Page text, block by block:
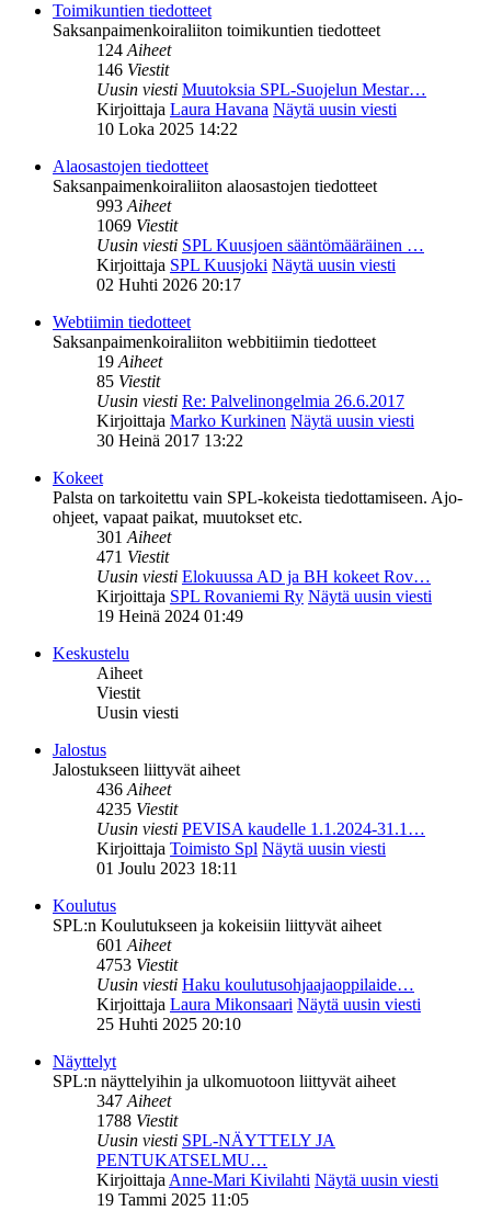
Toimikuntien tiedotteet
Saksanpaimenkoiraliiton toimikuntien tiedotteet
124Aiheet
146 Viestit
Uusin viesti Muutoksia SPL-Suojelun Mestar…
Kirjoittaja Laura Havana Näytä uusin viesti
10 Loka 2025 14:22
Alaosastojen tiedotteet
Saksanpaimenkoiraliiton alaosastojen tiedotteet
993Aiheet
1069 Viestit
Uusin viesti SPL Kuusjoen sääntömääräinen …
Kirjoittaja SPL Kuusjoki Näytä uusin viesti
02 Huhti 2026 20:17
Webtiimin tiedotteet
Saksanpaimenkoiraliiton webbitiimin tiedotteet
19Aiheet
85 Viestit
Uusin viesti Re: Palvelinongelmia 26.6.2017
Kirjoittaja Marko Kurkinen Näytä uusin viesti
30 Heinä 2017 13:22
Kokeet
Palsta on tarkoitettu vain SPL-kokeista tiedottamiseen. Ajo-
ohjeet, vapaat paikat, muutokset etc.
301Aiheet
471 Viestit
Uusin viesti Elokuussa AD ja BH kokeet Rov…
Kirjoittaja SPL Rovaniemi Ry Näytä uusin viesti
19 Heinä 2024 01:49
Keskustelu
Aiheet
Viestit
Uusin viesti
Jalostus
Jalostukseen liittyvät aiheet
436Aiheet
4235 Viestit
Uusin viesti PEVISA kaudelle 1.1.2024-31.1…
Kirjoittaja Toimisto Spl Näytä uusin viesti
01 Joulu 2023 18:11
Koulutus
SPL:n Koulutukseen ja kokeisiin liittyvät aiheet
601Aiheet
4753 Viestit
Uusin viesti Haku koulutusohjaajaoppilaide…
Kirjoittaja Laura Mikonsaari Näytä uusin viesti
25 Huhti 2025 20:10
Näyttelyt
SPL:n näyttelyihin ja ulkomuotoon liittyvät aiheet
347Aiheet
1788 Viestit
Uusin viesti SPL-NÄYTTELY JA
PENTUKATSELMU…
KirjoittajaAnne-Mari Kivilahti Näytä uusin viesti
19 Tammi 2025 11:05